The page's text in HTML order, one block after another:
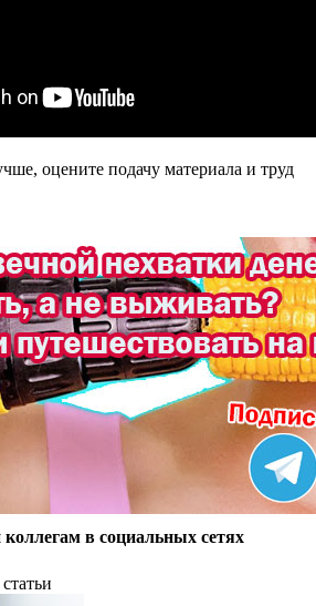
оцените подачу материала и труд
коллегам в социальных сетях